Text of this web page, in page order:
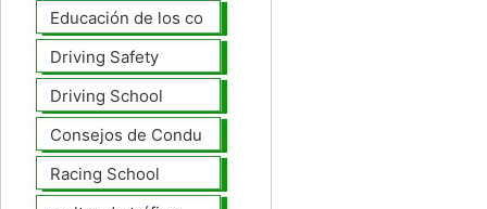
Educación de los conductores
Driving Safety
Driving School
Consejos de Conducción
Racing School